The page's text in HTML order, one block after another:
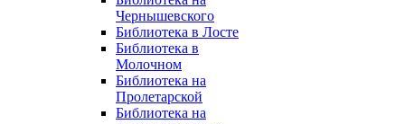
Чернышевского
Библиотека в Лосте
Библиотека в
Молочном
Библиотека на
Пролетарской
Библиотека на